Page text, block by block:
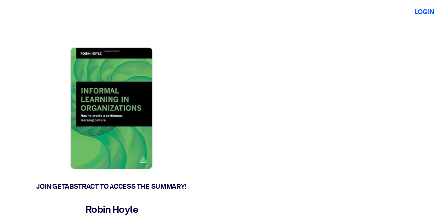
LOGIN
JOIN GETABSTRACT TO ACCESS THE SUMMARY!
Robin Hoyle